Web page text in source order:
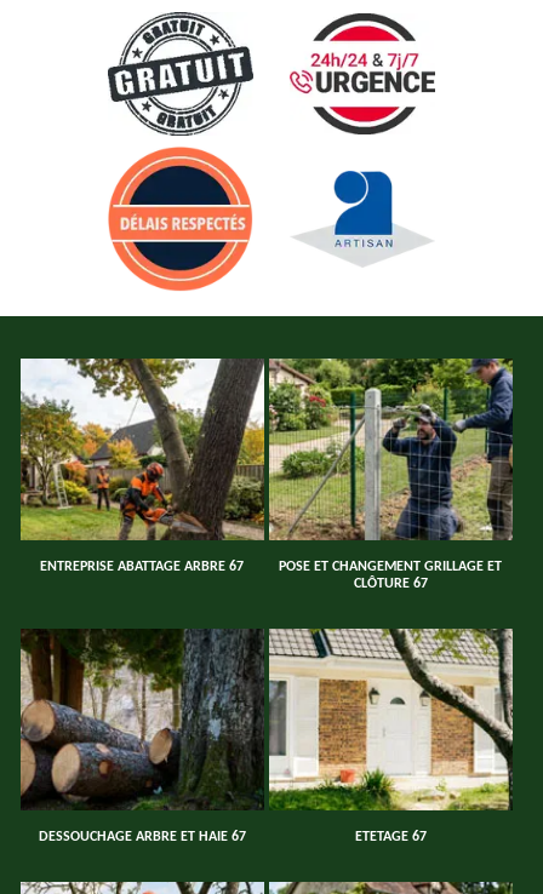
ENTREPRISE ABATTAGE ARBRE 67
POSE ET CHANGEMENT GRILLAGE ET
CLÔTURE 67
DESSOUCHAGE ARBRE ET HAIE 67 ETETAGE 67